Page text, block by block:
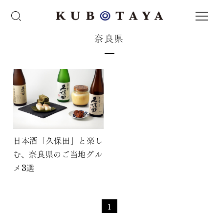
奈良県
日本酒「久保田」と楽し
む、奈良県のご当地グル
メ3選
1